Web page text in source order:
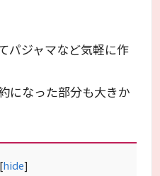
パジャマなど気軽に作
になった部分も大きか
[hide]